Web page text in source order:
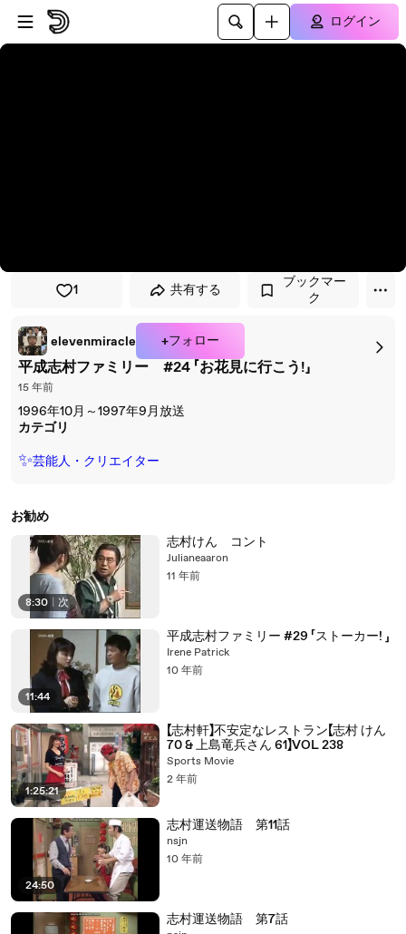
プレイヤーにスキップ
メインコンテンツにスキップ
ログイン
1 共有する
ブックマー
ク
elevenmiracle +フォロー
平成志村ファミリー #24 「お花見に行こう!」
15 年前
1996年10月～1997年9月放送
カテゴリ
✨芸能人・クリエイター
お勧め
8:30 次
志村けん コント
Julianeaaron
11 年前
11:44
平成志村ファミリー #29 「ストーカー! 」
Irene Patrick
10 年前
1:25:21
【志村軒】不安定なレストラン【志村 けん
70 & 上島竜兵さん 61】VOL 238
Sports Movie
2 年前
24:50
志村運送物語 第11話
nsjn
10 年前
志村運送物語 第7話